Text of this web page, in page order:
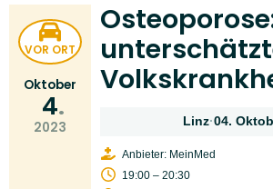
VOR ORT
Oktober
4
2023 Linz·04.
Anbieter: MeinMed
19:00 – 20:30